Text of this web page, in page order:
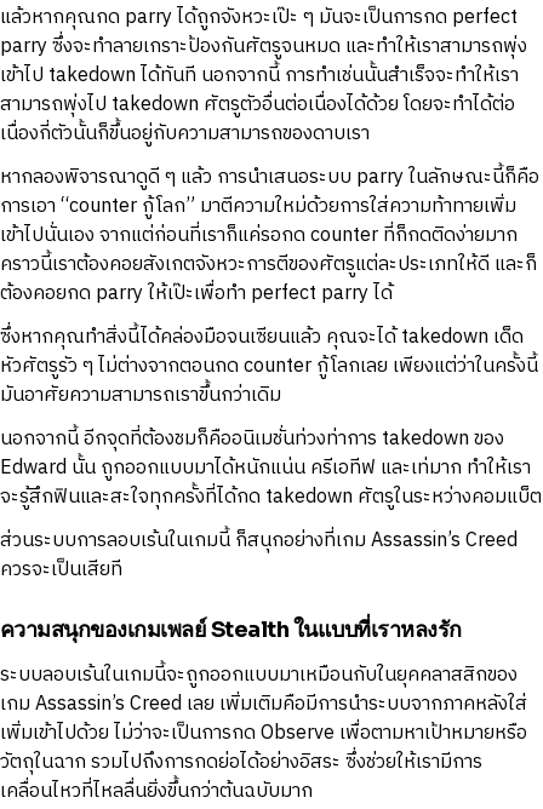
แล้วหากคุณกด parry ได้ถูกจังหวะเป๊ะ ๆ มันจะเป็นการกด perfect
parry ซึ่งจะทำลายเกราะป้องกันศัตรูจนหมด และทำให้เราสามารถพุ่ง
เข้าไป takedown ได้ทันที นอกจากนี้ การทำเช่นนั้นสำเร็จจะทำให้เรา
สามารถพุ่งไป takedown ศัตรูตัวอื่นต่อเนื่องได้ด้วย โดยจะทำได้ต่อ
เนื่องกี่ตัวนั้นก็ขึ้นอยู่กับความสามารถของดาบเรา
หากลองพิจารณาดูดี ๆ แล้ว การนำเสนอระบบ parry ในลักษณะนี้ก็คือ
การเอา “counter กู้โลก” มาตีความใหม่ด้วยการใส่ความท้าทายเพิ่ม
เข้าไปนั่นเอง จากแต่ก่อนที่เราก็แค่รอกด counter ที่ก็กดติดง่ายมาก
คราวนี้เราต้องคอยสังเกตจังหวะการตีของศัตรูแต่ละประเภทให้ดี และก็
ต้องคอยกด parry ให้เป๊ะเพื่อทำ perfect parry ได้
ซึ่งหากคุณทำสิ่งนี้ได้คล่องมือจนเซียนแล้ว คุณจะได้ takedown เด็ด
หัวศัตรูรัว ๆ ไม่ต่างจากตอนกด counter กู้โลกเลย เพียงแต่ว่าในครั้งนี้
มันอาศัยความสามารถเราขึ้นกว่าเดิม
นอกจากนี้ อีกจุดที่ต้องชมก็คืออนิเมชั่นท่วงท่าการ takedown ของ
Edward นั้น ถูกออกแบบมาได้หนักแน่น ครีเอทีฟ และเท่มาก ทำให้เรา
จะรู้สึกฟินและสะใจทุกครั้งที่ได้กด takedown ศัตรูในระหว่างคอมแบ็ต
ส่วนระบบการลอบเร้นในเกมนี้ ก็สนุกอย่างที่เกม Assassin’s Creed
ควรจะเป็นเสียที
ความสนุกของเกมเพลย์ Stealth ในแบบที่เราหลงรัก
ระบบลอบเร้นในเกมนี้จะถูกออกแบบมาเหมือนกับในยุคคลาสสิกของ
เกม Assassin’s Creed เลย เพิ่มเติมคือมีการนำระบบจากภาคหลังใส่
เพิ่มเข้าไปด้วย ไม่ว่าจะเป็นการกด Observe เพื่อตามหาเป้าหมายหรือ
วัตถุในฉาก รวมไปถึงการกดย่อได้อย่างอิสระ ซึ่งช่วยให้เรามีการ
เคลื่อนไหวที่ไหลลื่นยิ่งขึ้นกว่าต้นฉบับมาก